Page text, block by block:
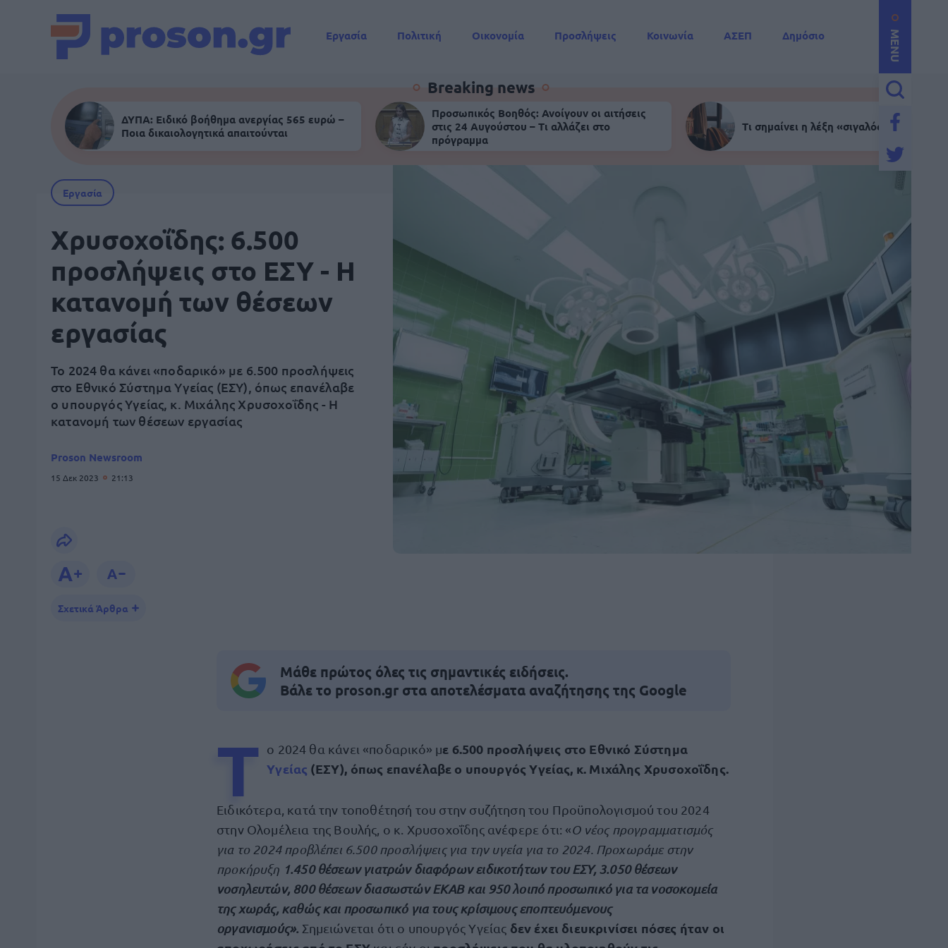
MENU
Εργασία Πολιτική Οικονομία Προσλήψεις Κοινωνία ΑΣΕΠ
Δημόσιο
Breaking news
ΔΥΠΑ: Ειδικό βοήθημα ανεργίας 565 ευρώ –
Ποια δικαιολογητικά απαιτούνται
Προσωπικός Βοηθός: Ανοίγουν οι αιτήσεις
στις 24 Αυγούστου – Τι αλλάζει στο
πρόγραμμα
Τι σημαίνει η λέξη «σιγαλός»
Εργασία
Χρυσοχοΐδης: 6.500
προσλήψεις στο ΕΣΥ - Η
κατανομή των θέσεων
εργασίας
Το 2024 θα κάνει «ποδαρικό» με 6.500 προσλήψεις
στο Εθνικό Σύστημα Υγείας (ΕΣΥ), όπως επανέλαβε
ο υπουργός Υγείας, κ. Μιχάλης Χρυσοχοΐδης - Η
κατανομή των θέσεων εργασίας
Proson Newsroom
15 Δεκ 2023 21:13
Σχετικά Άρθρα
Μάθε πρώτος όλες τις σημαντικές ειδήσεις.
Βάλε το proson.gr στα αποτελέσματα αναζήτησης της Google
Τ ο 2024 θα κάνει «ποδαρικό» με 6.500 προσλήψεις στο Εθνικό Σύστημα
Υγείας (ΕΣΥ), όπως επανέλαβε ο υπουργός Υγείας, κ. Μιχάλης Χρυσοχοΐδης.
Ειδικότερα, κατά την τοποθέτησή του στην συζήτηση του Προϋπολογισμού του 2024
στην Ολομέλεια της Βουλής, ο κ. Χρυσοχοΐδης ανέφερε ότι: «Ο νέος προγραμματισμός
για το 2024 προβλέπει 6.500 προσλήψεις για την υγεία για το 2024. Προχωράμε στην
προκήρυξη 1.450 θέσεων γιατρών διαφόρων ειδικοτήτων του ΕΣΥ, 3.050 θέσεων
νοσηλευτών, 800 θέσεων διασωστών ΕΚΑΒ και 950 λοιπό προσωπικό για τα νοσοκομεία
της χωράς, καθώς και προσωπικό για τους κρίσιμους εποπτευόμενους
οργανισμούς». Σημειώνεται ότι ο υπουργός Υγείας δεν έχει διευκρινίσει πόσες ήταν οι